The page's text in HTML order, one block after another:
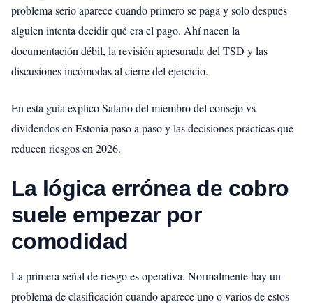
problema serio aparece cuando primero se paga y solo después
alguien intenta decidir qué era el pago. Ahí nacen la
documentación débil, la revisión apresurada del TSD y las
discusiones incómodas al cierre del ejercicio.
En esta guía explico Salario del miembro del consejo vs
dividendos en Estonia paso a paso y las decisiones prácticas que
reducen riesgos en 2026.
La lógica errónea de cobro
suele empezar por
comodidad
La primera señal de riesgo es operativa. Normalmente hay un
problema de clasificación cuando aparece uno o varios de estos